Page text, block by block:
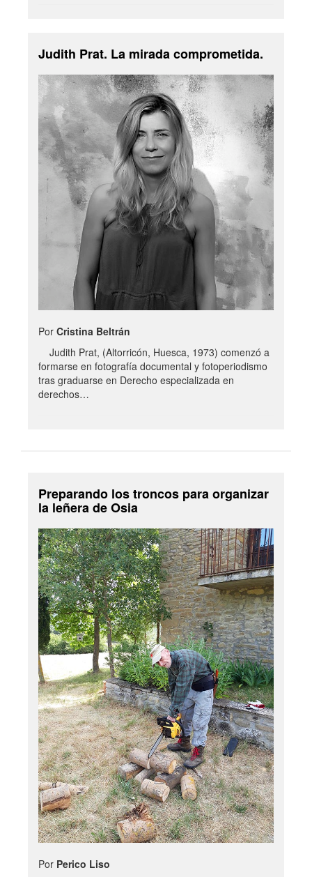
Judith Prat. La mirada comprometida.
Por Cristina Beltrán
Judith Prat, (Altorricón, Huesca, 1973) comenzó a
formarse en fotografía documental y fotoperiodismo
tras graduarse en Derecho especializada en
derechos…
Preparando los troncos para organizar
la leñera de Osia
Por Perico Liso